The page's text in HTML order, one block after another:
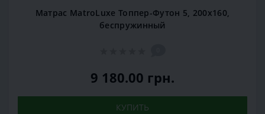
Матрас MatroLuxe Топпер-Футон 5, 200x160,
беспружинный
9 180.00 грн.
КУПИТЬ